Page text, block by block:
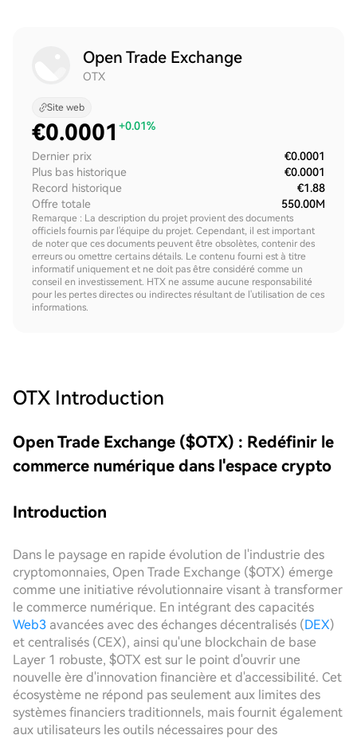
Open Trade Exchange
OTX
Site web
€0.0001 +0.01%
Dernier prix
€0.0001
Plus bas historique
€0.0001
Record historique
€1.88
Offre totale
550.00M
Remarque : La description du projet provient des documents
officiels fournis par l'équipe du projet. Cependant, il est important
de noter que ces documents peuvent être obsolètes, contenir des
erreurs ou omettre certains détails. Le contenu fourni est à titre
informatif uniquement et ne doit pas être considéré comme un
conseil en investissement. HTX ne assume aucune responsabilité
pour les pertes directes ou indirectes résultant de l'utilisation de ces
informations.
OTX Introduction
Open Trade Exchange ($OTX) : Redéfinir le
commerce numérique dans l'espace crypto
Introduction
Dans le paysage en rapide évolution de l'industrie des
cryptomonnaies, Open Trade Exchange ($OTX) émerge
comme une initiative révolutionnaire visant à transformer
le commerce numérique. En intégrant des capacités
Web3 avancées avec des échanges décentralisés (DEX)
et centralisés (CEX), ainsi qu'une blockchain de base
Layer 1 robuste, $OTX est sur le point d'ouvrir une
nouvelle ère d'innovation financière et d'accessibilité. Cet
écosystème ne répond pas seulement aux limites des
systèmes financiers traditionnels, mais fournit également
aux utilisateurs les outils nécessaires pour des